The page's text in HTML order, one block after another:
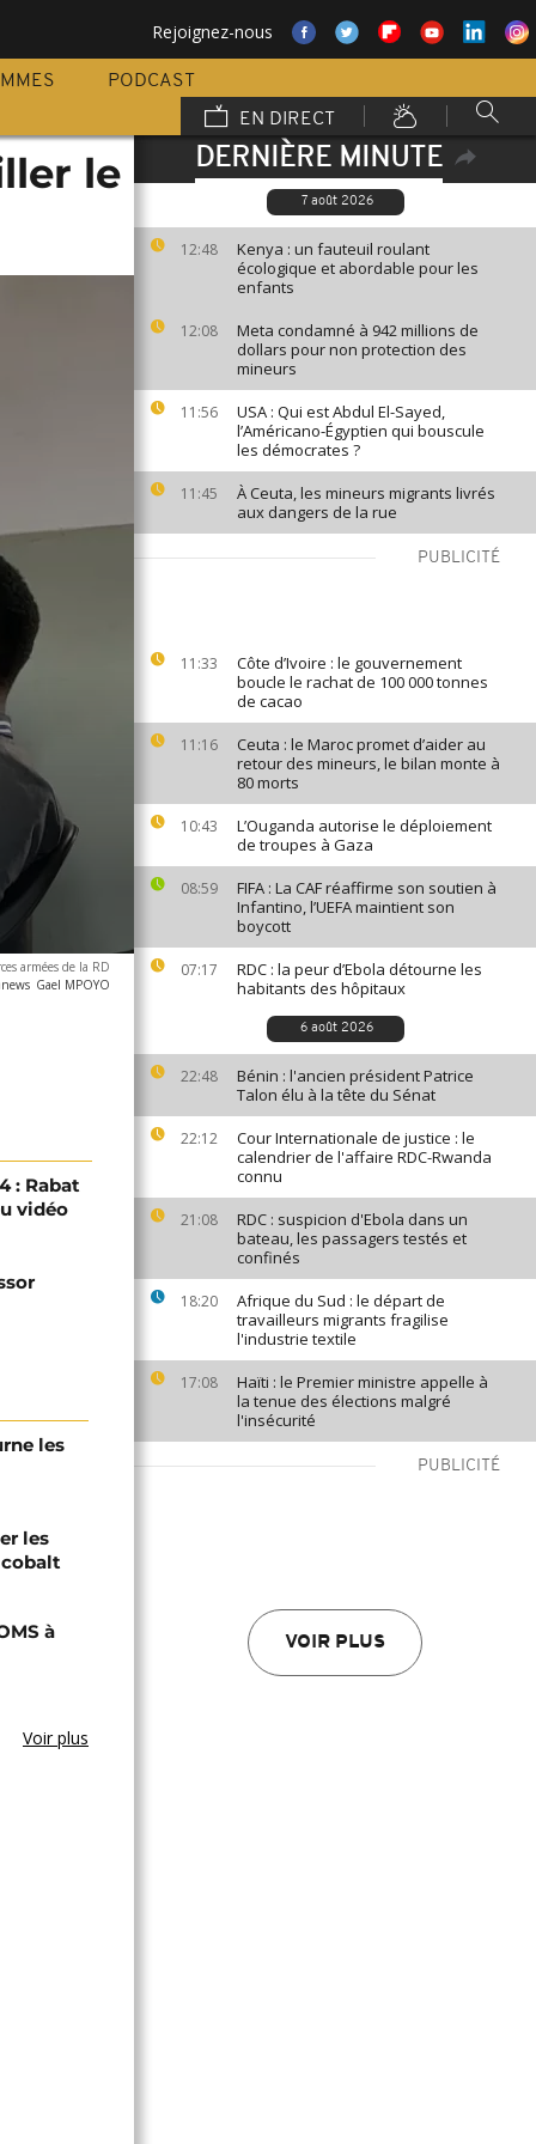
Rejoignez-nous
PODCAST
EN DIRECT
DERNIÈRE MINUTE
7 août 2026
12:48
Kenya : un fauteuil roulant
écologique et abordable pour les
enfants
12:08
Meta condamné à 942 millions de
dollars pour non protection des
mineurs
11:56
USA : Qui est Abdul El-Sayed,
l’Américano-Égyptien qui bouscule
les démocrates ?
11:45
À Ceuta, les mineurs migrants livrés
aux dangers de la rue
PUBLICITÉ
11:33
Côte d’Ivoire : le gouvernement
boucle le rachat de 100 000 tonnes
de cacao
11:16
Ceuta : le Maroc promet d’aider au
retour des mineurs, le bilan monte à
80 morts
10:43
L’Ouganda autorise le déploiement
de troupes à Gaza
08:59
FIFA : La CAF réaffirme son soutien à
Infantino, l’UEFA maintient son
boycott
07:17
RDC : la peur d’Ebola détourne les
habitants des hôpitaux
6 août 2026
22:48
Bénin : l'ancien président Patrice
Talon élu à la tête du Sénat
22:12
Cour Internationale de justice : le
calendrier de l'affaire RDC-Rwanda
connu
21:08
RDC : suspicion d'Ebola dans un
bateau, les passagers testés et
confinés
18:20
Afrique du Sud : le départ de
travailleurs migrants fragilise
l'industrie textile
17:08
Haïti : le Premier ministre appelle à
la tenue des élections malgré
l'insécurité
PUBLICITÉ
VOIR PLUS
le
armées de la RD
Gael MPOYO
: Rabat
vidéo
les
les
à
Voir plus